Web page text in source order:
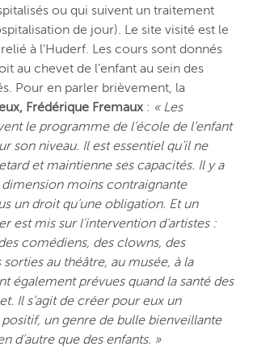
ou qui suivent un traitement
de jour). Le site visité est le
à l’Huderf. Les cours sont donnés
au chevet de l’enfant au sein des
Pour en parler brièvement, la
Frédérique Fremaux : « Les
le programme de l’école de l’enfant
son niveau. Il est essentiel qu’il ne
et maintienne ses capacités. Il y a
moins contraignante
un droit qu’une obligation. Et un
est mis sur l’intervention d’artistes :
comédiens, des clowns, des
au théâtre, au musée, à la
également prévues quand la santé des
Il s’agit de créer pour eux un
un genre de bulle bienveillante
d’autre que des enfants. »